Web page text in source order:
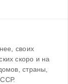
своих
скоро и на
страны,